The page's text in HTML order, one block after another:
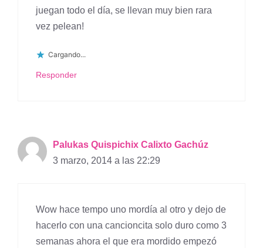
juegan todo el día, se llevan muy bien rara
vez pelean!
Cargando...
Responder
Palukas Quispichix Calixto Gachúz
3 marzo, 2014 a las 22:29
Wow hace tempo uno mordía al otro y dejo de
hacerlo con una cancioncita solo duro como 3
semanas ahora el que era mordido empezó